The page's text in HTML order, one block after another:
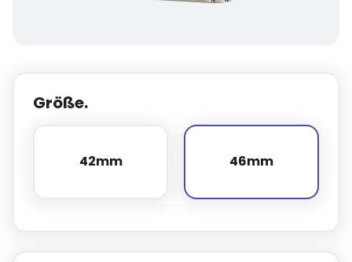
Größe.
42mm
42mm 46mm
46mm